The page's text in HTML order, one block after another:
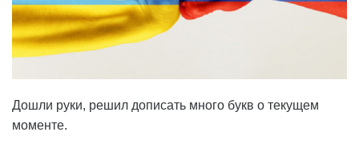
Дошли руки, решил дописать много букв о текущем
моменте.